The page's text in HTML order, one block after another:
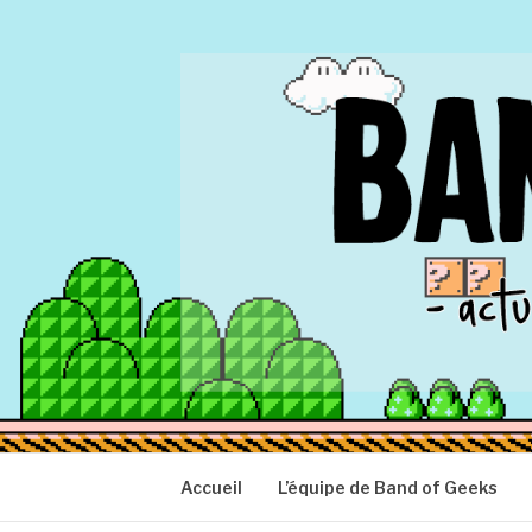
BAND OF
Actu Geek d'hier et d'aujourd'hui
Accueil L’équipe de Band of Geeks